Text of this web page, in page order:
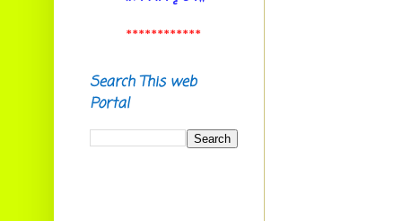
Ramesh nambeesan P,
Aikkara, Aikkarappady,
Malappuram (Dist) 673637 .
raamesam1977@gmail.com
************
Search This web
Portal